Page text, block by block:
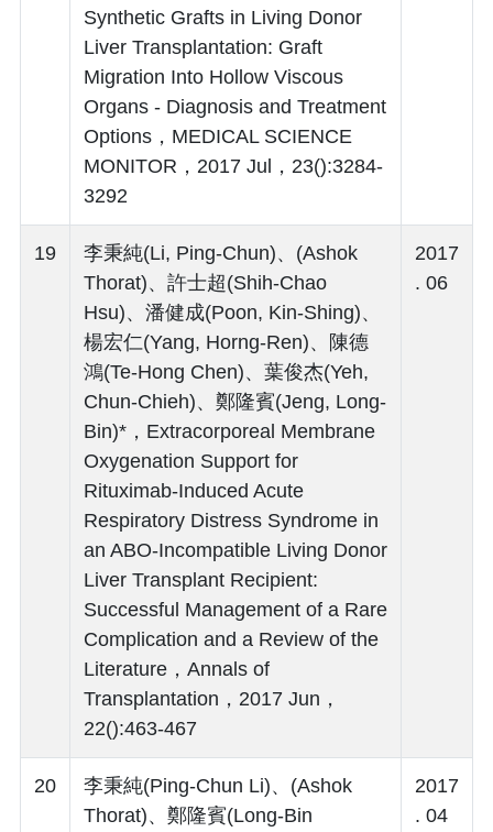
Synthetic Grafts in Living Donor
Liver Transplantation: Graft
Migration Into Hollow Viscous
Organs - Diagnosis and Treatment
Options，MEDICAL SCIENCE
MONITOR，2017 Jul，23():3284-
3292
19
李秉純(Li, Ping-Chun)、(Ashok
Thorat)、許士超(Shih-Chao
Hsu)、潘健成(Poon, Kin-Shing)、
楊宏仁(Yang, Horng-Ren)、陳德
鴻(Te-Hong Chen)、葉俊杰(Yeh,
Chun-Chieh)、鄭隆賓(Jeng, Long-
Bin)*，Extracorporeal Membrane
Oxygenation Support for
Rituximab-Induced Acute
Respiratory Distress Syndrome in
an ABO-Incompatible Living Donor
Liver Transplant Recipient:
Successful Management of a Rare
Complication and a Review of the
Literature，Annals of
Transplantation，2017 Jun，
22():463-467
2017
. 06
20
李秉純(Ping-Chun Li)、(Ashok
Thorat)、鄭隆賓(Long-Bin
2017
. 04